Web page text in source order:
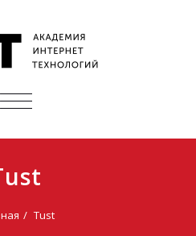
ПОКАЗАТЬ/
Tust